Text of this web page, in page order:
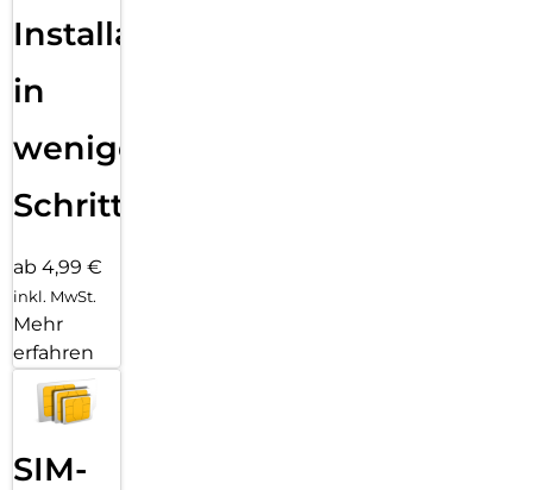
Installation
in
wenigen
Schritten
ab 4,99 €
inkl. MwSt.
Mehr
erfahren
SIM-